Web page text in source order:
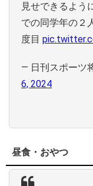
見せできるよう
での同学年の２
度目
— 日刊スポーツ
6, 2024
昼食・おやつ